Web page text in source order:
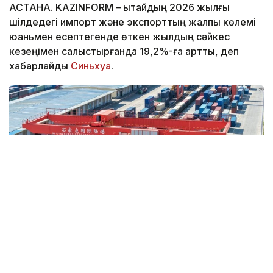
АСТАНА. KAZINFORM – Қытайдың 2026 жылғы
шілдедегі импорт және экспорттың жалпы көлемі
юаньмен есептегенде өткен жылдың сәйкес
кезеңімен салыстырғанда 19,2%-ға артты, деп
хабарлайды Синьхуа.